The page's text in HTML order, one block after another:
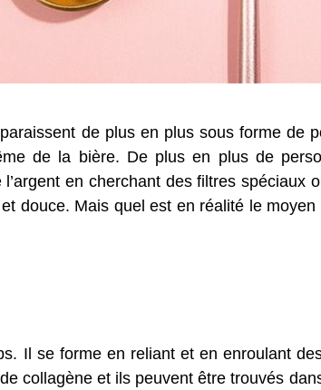
de plus en plus sous forme de
de la bière. De plus en plus de
en cherchant des filtres spéciaux
douce. Mais quel est en réalité le moyen
Il se forme en reliant et en enroulant
collagène et ils peuvent être trouvés